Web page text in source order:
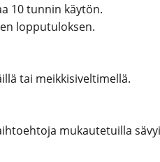
10 tunnin käytön.
lopputuloksen.
tai meikkisiveltimellä.
mukautetuilla